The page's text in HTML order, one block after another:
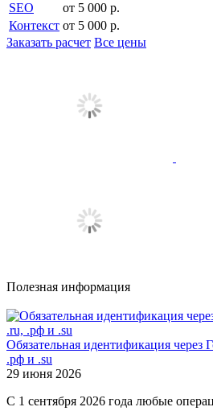
SEO
от 5 000 р.
Контекст от 5 000 р.
Заказать расчет Все цены
Полезная информация
Обязательная идентификация через
.рф и .su
29 июня 2026
С 1 сентября 2026 года любые